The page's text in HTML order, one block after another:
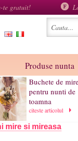
te gratuit!
Produse nunta
Buchete de
pentru nunti de
toamna
citeste articolul
mire si mireasa